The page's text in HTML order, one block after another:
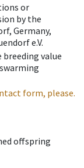
or
by the
Germany,
e.V.
value
form, please.
offspring